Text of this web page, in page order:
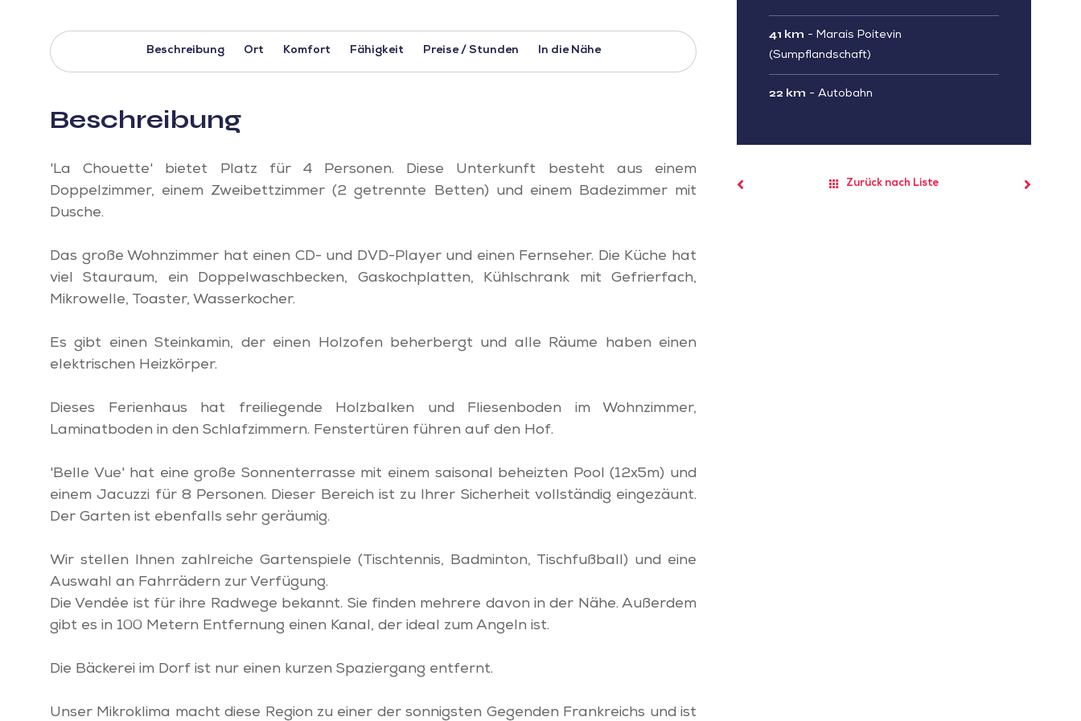
Beschreibung Ort Komfort Fähigkeit Preise / Stunden In die Nähe
Beschreibung
'La Chouette' bietet Platz für 4 Personen. Diese Unterkunft besteht aus einem
Doppelzimmer, einem Zweibettzimmer (2 getrennte Betten) und einem Badezimmer mit
Dusche.
Das große Wohnzimmer hat einen CD- und DVD-Player und einen Fernseher. Die Küche hat
viel Stauraum, ein Doppelwaschbecken, Gaskochplatten, Kühlschrank mit Gefrierfach,
Mikrowelle, Toaster, Wasserkocher.
Es gibt einen Steinkamin, der einen Holzofen beherbergt und alle Räume haben einen
elektrischen Heizkörper.
Dieses Ferienhaus hat freiliegende Holzbalken und Fliesenboden im Wohnzimmer,
Laminatboden in den Schlafzimmern. Fenstertüren führen auf den Hof.
'Belle Vue' hat eine große Sonnenterrasse mit einem saisonal beheizten Pool (12x5m) und
einem Jacuzzi für 8 Personen. Dieser Bereich ist zu Ihrer Sicherheit vollständig eingezäunt.
Der Garten ist ebenfalls sehr geräumig.
Wir stellen Ihnen zahlreiche Gartenspiele (Tischtennis, Badminton, Tischfußball) und eine
Auswahl an Fahrrädern zur Verfügung.
Die Vendée ist für ihre Radwege bekannt. Sie finden mehrere davon in der Nähe. Außerdem
gibt es in 100 Metern Entfernung einen Kanal, der ideal zum Angeln ist.
Die Bäckerei im Dorf ist nur einen kurzen Spaziergang entfernt.
Unser Mikroklima macht diese Region zu einer der sonnigsten Gegenden Frankreichs und ist
41 km - Marais Poitevin
(Sumpflandschaft)
22 km - Autobahn
Zurück nach Liste